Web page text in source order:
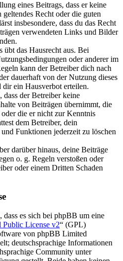
eines Beitrags, dass er keine
Recht oder die guten
insbesondere, dass du das Recht
verwendeten Links und Bilder
übt das Hausrecht aus. Bei
oder anderer im
kann der Betreiber dich nach
dauerhaft von der Nutzung dieses
dir ein Hausverbot erteilen.
der Betreiber keine
von Beiträgen übernimmt, die
die er nicht zur Kenntnis
dem Betreiber, dein
Funktionen jederzeit zu löschen
darüber hinaus, deine Beiträge
o. g. Regeln verstoßen oder
oder einem Dritten Schaden
es sich bei phpBB um eine
Public License v2“ (GPL)
von phpBB Limited
deutschsprachige Informationen
Community unter